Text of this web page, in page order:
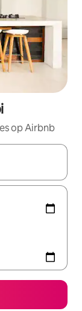
op Airbnb
je een keuze